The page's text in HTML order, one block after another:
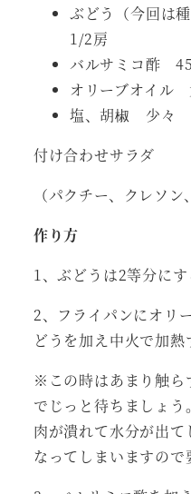
ぶどう（今回は
1/2房
バルサミコ酢
オリーブオイル
塩、胡椒 少々
付け合わせサラダ
（パクチー、クレソ
作り方
1、ぶどうは2等分にす
2、フライパンにオリ
どうを加え中火で加熱
※この時はあまり触ら
でじっと待ちましょ
肉が潰れて水分が出
なってしまいますので